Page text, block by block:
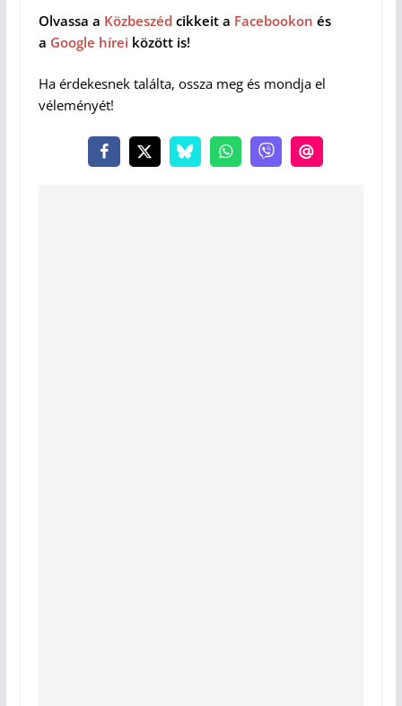
Olvassa a Közbeszéd cikkeit a Facebookon és
a Google hírei között is!
Ha érdekesnek találta, ossza meg és mondja el
véleményét!